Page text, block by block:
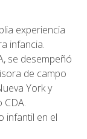
experiencia
infancia.
se desempeñó
de campo
York y
CDA.
infantil en el